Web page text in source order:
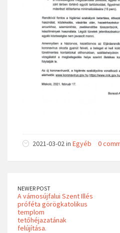
2021-03-02 in Egyéb 0
NEWER POST
A vámosújfalui Szent Illés
próféta görögkatolikus
templom
tetőhéjazatának
felújítása.